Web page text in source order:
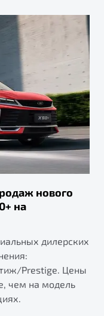
нового
на
дилерских
Prestige. Цены
чем на модель